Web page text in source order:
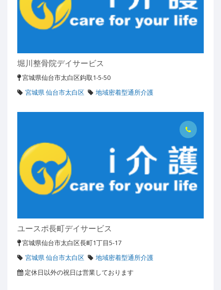
堀川整骨院デイサービス
宮城県仙台市太白区鈎取1-5-50
宮城県 仙台市太白区
地域密着型通所介護
ユースポ長町デイサービス
宮城県仙台市太白区長町1丁目5-17
宮城県 仙台市太白区
地域密着型通所介護
定休日以外の祝日は営業しております